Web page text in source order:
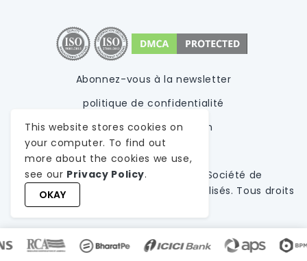
Abonnez-vous à la newsletter
politique de confidentialité
Conditions d'utilisation
Plan du site
© 1999-2026 WeblineIndia,
Société de
développement de logiciels personnalisés. Tous droits
This website stores cookies on
your computer. To find out
more about the cookies we use,
see our Privacy Policy.
OKAY